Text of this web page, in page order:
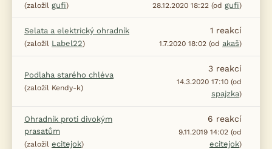
(založil gufi) 28.12.2020 18:22 (od gufi)
Selata a elektrický ohradník
(založil Label22)
1 reakcí
1.7.2020 18:02 (od akaš)
Podlaha starého chléva
(založil Kendy-k)
3 reakcí
14.3.2020 17:10 (od
spajzka)
Ohradník proti divokým
prasatům
(založil ecitejok)
6 reakcí
9.11.2019 14:02 (od
ecitejok)